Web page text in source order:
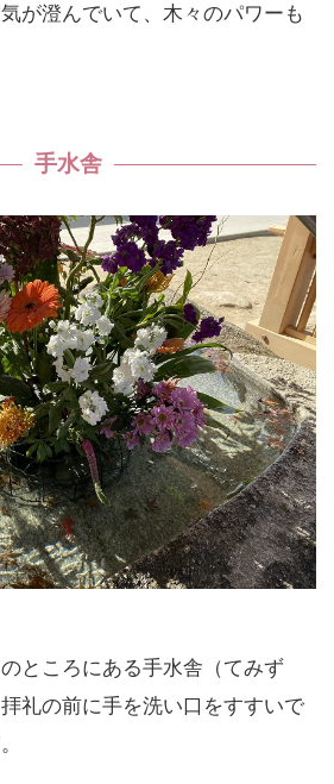
が澄んでいて、木々のパワーも
手水舎
ところにある手水舎（てみず
礼の前に手を洗い口をすすいで